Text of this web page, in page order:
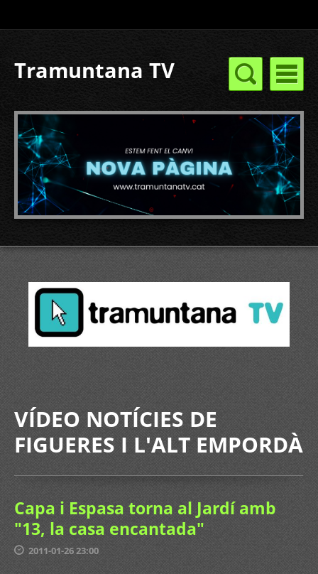
Tramuntana TV
VÍDEO NOTÍCIES DE
FIGUERES I L'ALT EMPORDÀ
Capa i Espasa torna al Jardí amb
"13, la casa encantada"
2011-01-26 23:00